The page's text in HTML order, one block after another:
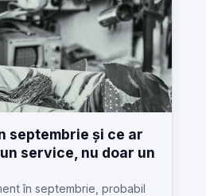
septembrie și ce ar
service, nu doar un
în septembrie, probabil